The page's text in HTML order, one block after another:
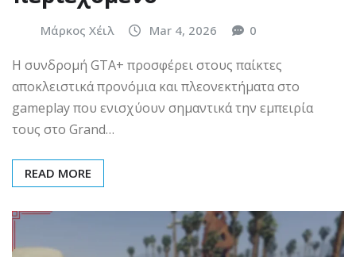
Μάρκος Χέιλ Mar 4, 2026 0
Η συνδρομή GTA+ προσφέρει στους παίκτες
αποκλειστικά προνόμια και πλεονεκτήματα στο
gameplay που ενισχύουν σημαντικά την εμπειρία
τους στο Grand…
READ MORE